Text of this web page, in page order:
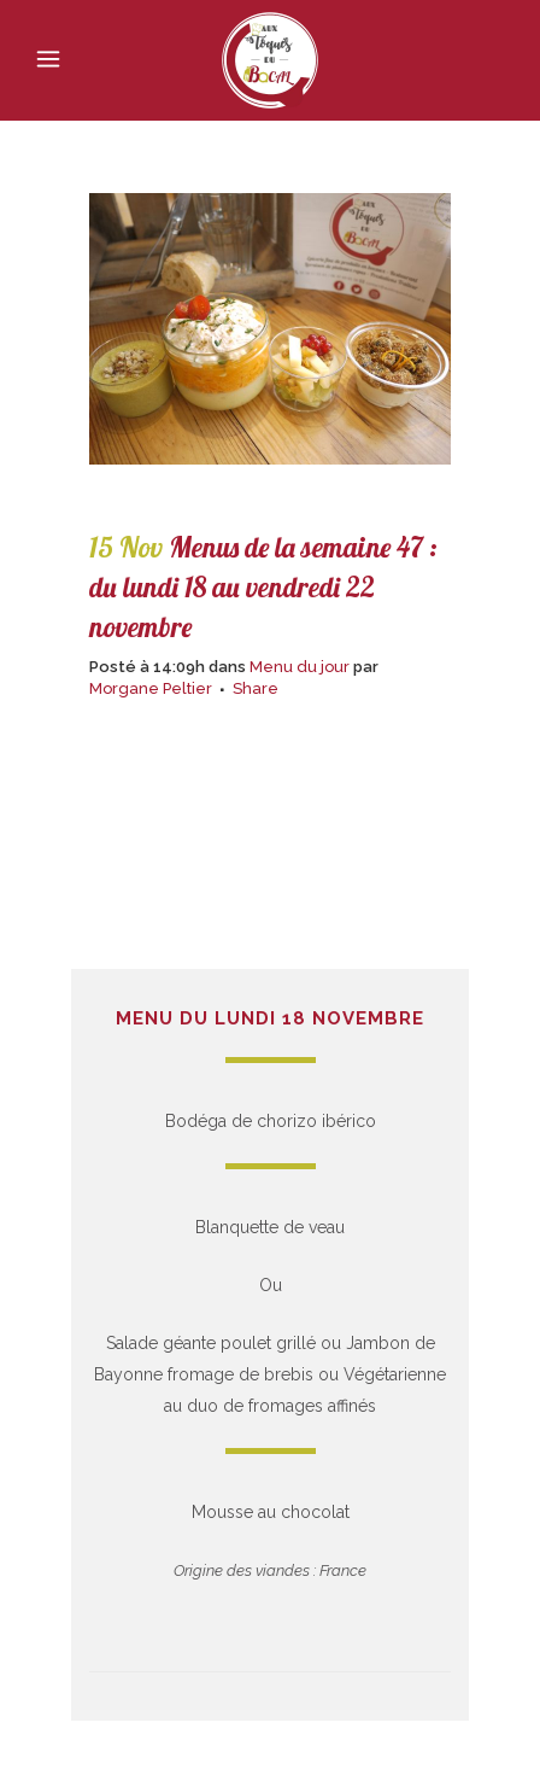
15 Nov Menus de la semaine 47 :
du lundi 18 au vendredi 22
novembre
Posté à 14:09h dans Menu du jour par
Morgane Peltier
Share
MENU DU LUNDI 18 NOVEMBRE
Bodéga de chorizo ibérico
Blanquette de veau
Ou
Salade géante poulet grillé ou Jambon de
Bayonne fromage de brebis ou Végétarienne
au duo de fromages affinés
Mousse au chocolat
Origine des viandes : France